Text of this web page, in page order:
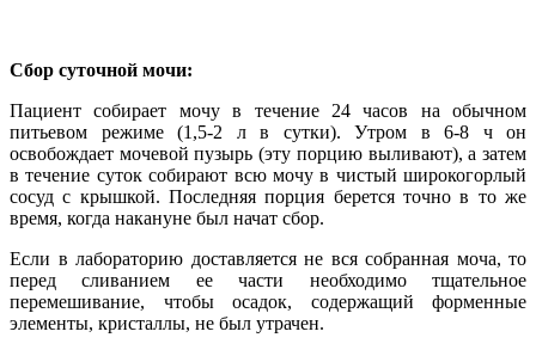
Сбор суточной мочи:
Пациент собирает мочу в течение 24 часов на обычном
питьевом режиме (1,5-2 л в сутки). Утром в 6-8 ч он
освобождает мочевой пузырь (эту порцию выливают), а затем
в течение суток собирают всю мочу в чистый широкогорлый
сосуд с крышкой. Последняя порция берется точно в то же
время, когда накануне был начат сбор.
Если в лабораторию доставляется не вся собранная моча, то
перед сливанием ее части необходимо тщательное
перемешивание, чтобы осадок, содержащий форменные
элементы, кристаллы, не был утрачен.